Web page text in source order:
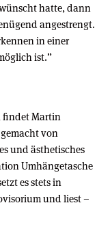
hatte, dann
angestrengt.
in einer
ist.”
findet Martin
von
und ästhetisches
Umhängetasche
es stets in
und liest –